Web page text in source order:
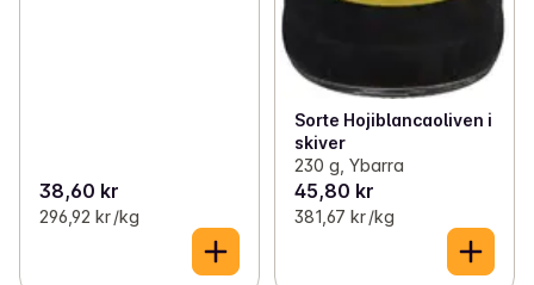
38,60 kr
296,92 kr /kg
Sorte Hojiblancaoliven i
skiver
230 g, Ybarra
45,80 kr
381,67 kr /kg